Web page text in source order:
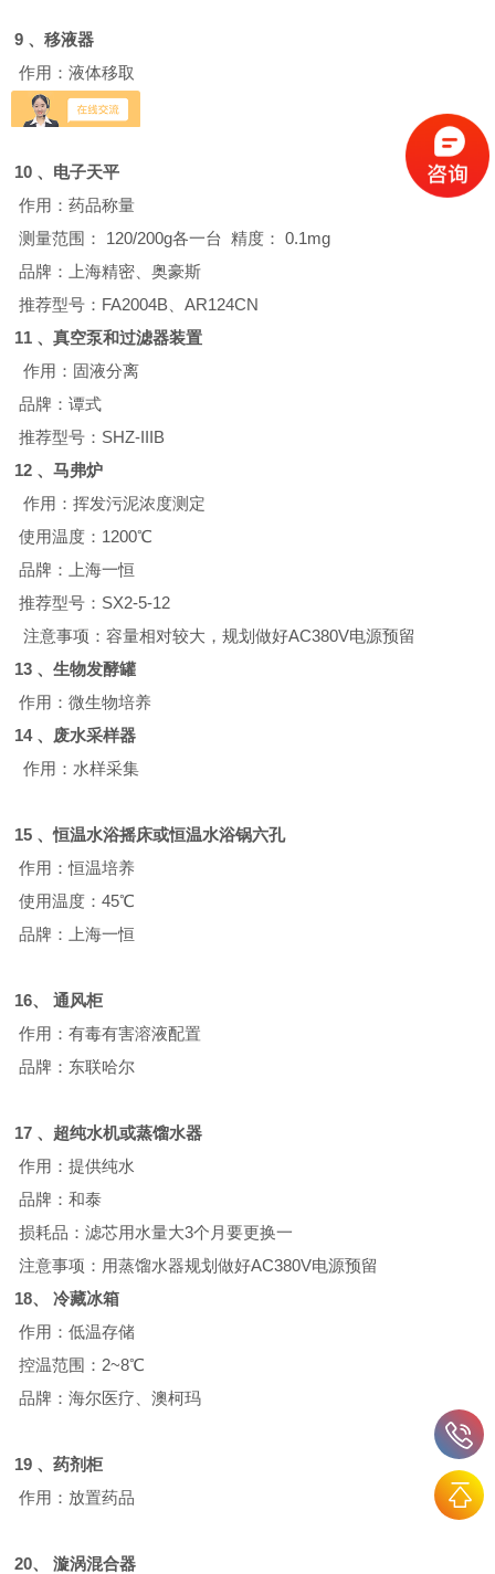
9 、移液器
作用：液体移取
品牌：大龙
10 、 电子天平
作用：药品称量
测量范围：
120/200g各一台 精度： 0.1mg
品牌：上海精密、奥豪斯
推荐型号： FA2004B 、AR124CN
11 、真空泵和过滤器装置
作用：固液分离
品牌：谭式
推荐型号： SHZ-IIIB
12 、马弗炉
作用：挥发污泥浓度测定
使用温度： 1200℃
品牌：上海一恒
推荐型号： SX2-5-12
注意事项：容量相对较大，规划做好AC380V电源预留
13 、生物发酵罐
作用：微生物培养
14 、 废水采样器
作用：水样采集
15 、恒温水浴摇床或恒温水浴锅六孔
作用：恒温培养
使用温度：45℃
品牌：上海一恒
16、通风柜
作用：有毒有害溶液配置
品牌：东联哈尔
17 、 超纯水机或蒸馏水器
作用：提供纯水
品牌：和泰
损耗品：滤芯用水量大3个月要更换一
注意事项：用蒸馏水器规划做好AC380V电源预留
18、冷藏冰箱
作用：低温存储
控温范围： 2~8℃
品牌：海尔医疗、澳柯玛
19 、药剂柜
作用：放置药品
20、漩涡混合器